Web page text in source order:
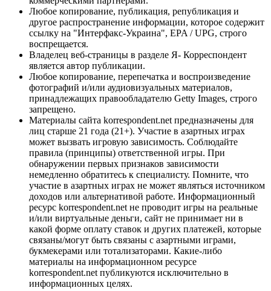
Любое копирование, публикация, републикация и
другое распространение информации, которое содержит
ссылку на "Интерфакс-Украина", EPA / UPG, строго
воспрещается.
Владелец веб-страницы в разделе Я- Корреспондент
является автор публикации.
Любое копирование, перепечатка и воспроизведение
фотографий и/или аудиовизуальных материалов,
принадлежащих правообладателю Getty Images, строго
запрещено.
Материалы сайта korrespondent.net предназначены для
лиц старше 21 года (21+). Участие в азартных играх
может вызвать игровую зависимость. Соблюдайте
правила (принципы) ответственной игры. При
обнаружении первых признаков зависимости
немедленно обратитесь к специалисту. Помните, что
участие в азартных играх не может являться источником
доходов или альтернативой работе. Информационный
ресурс korrespondent.net не проводит игры на реальные
и/или виртуальные деньги, сайт не принимает ни в
какой форме оплату ставок и других платежей, которые
связаны/могут быть связаны с азартными играми,
букмекерами или тотализаторами. Какие-либо
материалы на информационном ресурсе
korrespondent.net публикуются исключительно в
информационных целях.